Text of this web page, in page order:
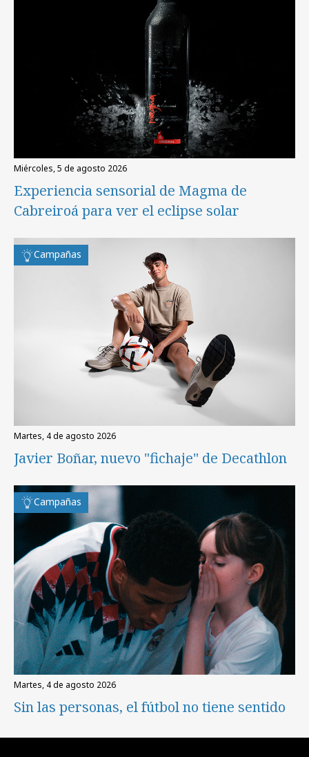
miércoles, 5 de agosto 2026
Experiencia sensorial de Magma de
Cabreiroá para ver el eclipse solar
Campañas
martes, 4 de agosto 2026
Javier Boñar, nuevo "fichaje" de Decathlon
Campañas
martes, 4 de agosto 2026
Sin las personas, el fútbol no tiene sentido